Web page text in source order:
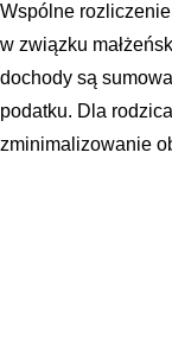
Wspólne
w związku
dochody są
podatku. Dla
zminimalizowanie